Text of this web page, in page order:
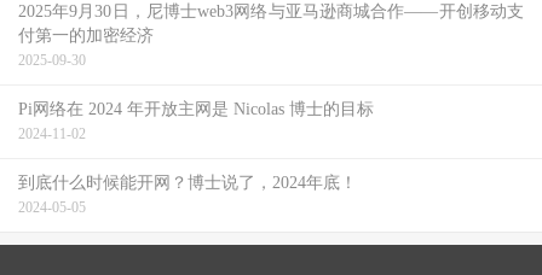
2025年9月30日，尼博士web3网络与亚马逊商城合作——开创移动支
付第一的加密经济
2025-09-30
Pi网络在 2024 年开放主网是 Nicolas 博士的目标
2024-11-02
到底什么时候能开网？博士说了，2024年底！
2024-05-05